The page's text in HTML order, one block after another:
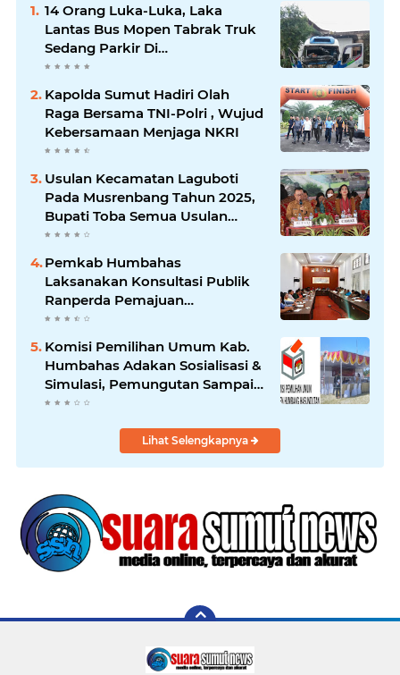
14 Orang Luka-Luka, Laka
Lantas Bus Mopen Tabrak Truk
Sedang Parkir Di
Siborongborong
Kapolda Sumut Hadiri Olah
Raga Bersama TNI-Polri , Wujud
Kebersamaan Menjaga NKRI
Usulan Kecamatan Laguboti
Pada Musrenbang Tahun 2025,
Bupati Toba Semua Usulan
Harus Mendukung
Pertumbuhan Pariwisata.
Pemkab Humbahas
Laksanakan Konsultasi Publik
Ranperda Pemajuan
Kebudayaan Daerah
Komisi Pemilihan Umum Kab.
Humbahas Adakan Sosialisasi &
Simulasi, Pemungutan Sampai
Rekapitulasi Suara.
Lihat Selengkapnya